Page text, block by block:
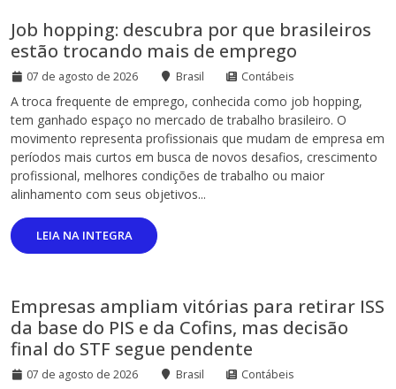
Job hopping: descubra por que brasileiros
estão trocando mais de emprego
07 de agosto de 2026 Brasil Contábeis
A troca frequente de emprego, conhecida como job hopping,
tem ganhado espaço no mercado de trabalho brasileiro. O
movimento representa profissionais que mudam de empresa em
períodos mais curtos em busca de novos desafios, crescimento
profissional, melhores condições de trabalho ou maior
alinhamento com seus objetivos...
LEIA NA INTEGRA
Empresas ampliam vitórias para retirar ISS
da base do PIS e da Cofins, mas decisão
final do STF segue pendente
07 de agosto de 2026 Brasil Contábeis